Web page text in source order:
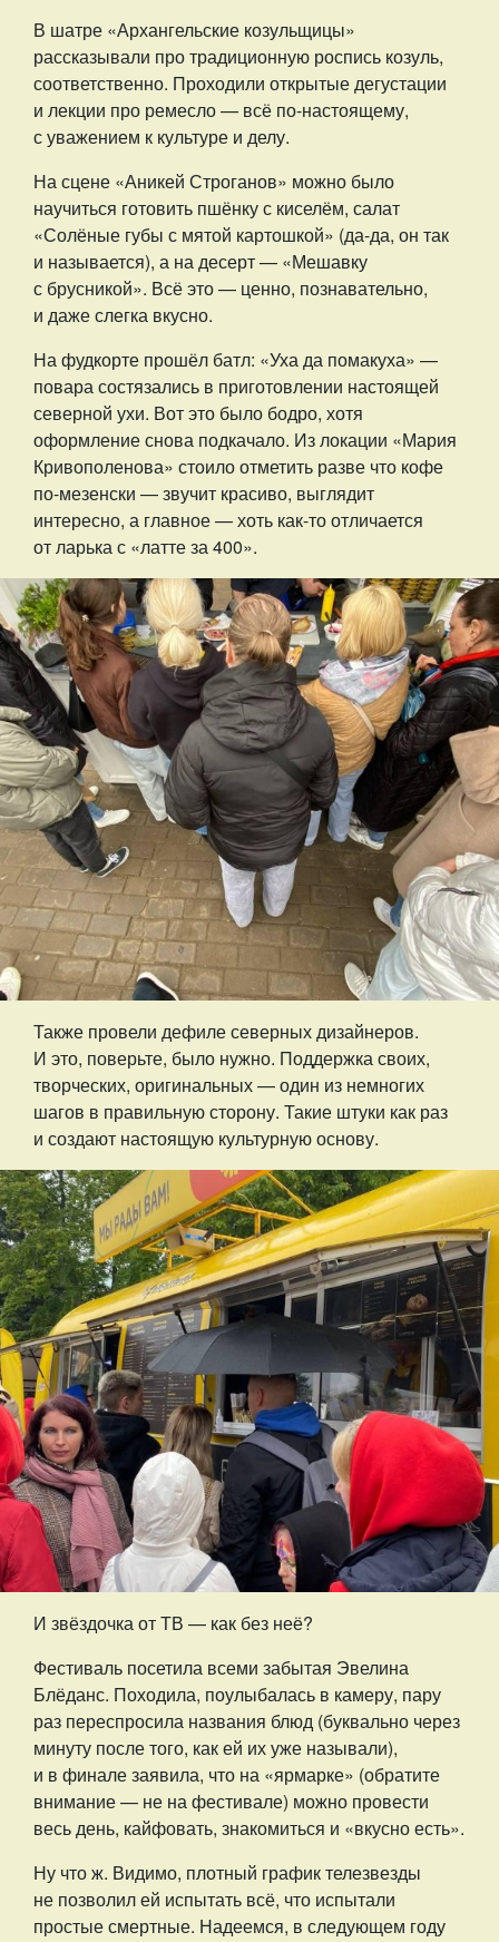
В шатре «Архангельские козульщицы»
рассказывали про традиционную роспись козуль,
соответственно. Проходили открытые дегустации
и лекции про ремесло — всё по-настоящему,
с уважением к культуре и делу.
На сцене «Аникей Строганов» можно было
научиться готовить пшёнку с киселём, салат
«Солёные губы с мятой картошкой» (да-да, он так
и называется), а на десерт — «Мешавку
с брусникой». Всё это — ценно, познавательно,
и даже слегка вкусно.
На фудкорте прошёл батл: «Уха да помакуха» —
повара состязались в приготовлении настоящей
северной ухи. Вот это было бодро, хотя
оформление снова подкачало. Из локации «Мария
Кривополенова» стоило отметить разве что кофе
по-мезенски — звучит красиво, выглядит
интересно, а главное — хоть как-то отличается
от ларька с «латте за 400».
Также провели дефиле северных дизайнеров.
И это, поверьте, было нужно. Поддержка своих,
творческих, оригинальных — один из немногих
шагов в правильную сторону. Такие штуки как раз
и создают настоящую культурную основу.
И звёздочка от ТВ — как без неё?
Фестиваль посетила всеми забытая Эвелина
Блёданс. Походила, поулыбалась в камеру, пару
раз переспросила названия блюд (буквально через
минуту после того, как ей их уже называли),
и в финале заявила, что на «ярмарке» (обратите
внимание — не на фестивале) можно провести
весь день, кайфовать, знакомиться и «вкусно есть».
Ну что ж. Видимо, плотный график телезвезды
не позволил ей испытать всё, что испытали
простые смертные. Надеемся, в следующем году